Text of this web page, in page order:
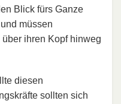
Blick fürs Ganze
müssen
über ihren Kopf hinweg
diesen
sollten sich